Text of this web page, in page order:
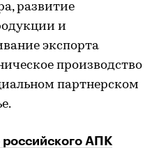
развитие
и
экспорта
производство
партнерском
АПК